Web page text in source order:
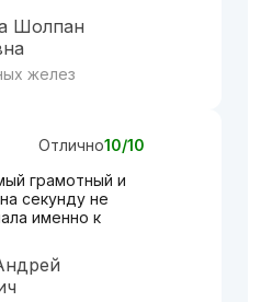
Шолпан
желез
Отлично10/10
грамотный и
секунду не
именно к